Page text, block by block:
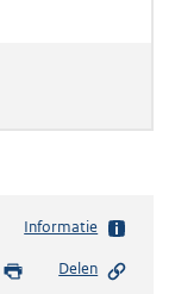
Informatie
Delen